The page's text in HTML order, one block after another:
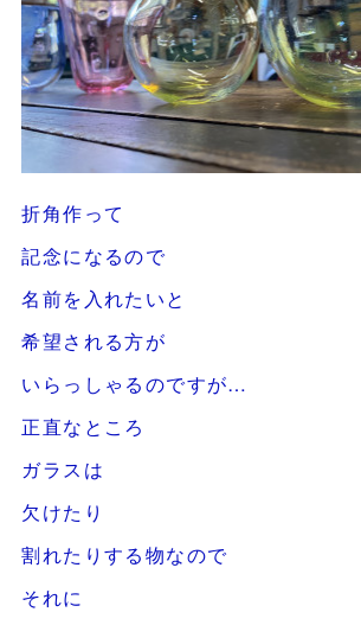
折角作って
記念になるので
名前を入れたいと
希望される方が
いらっしゃるのですが…
正直なところ
ガラスは
欠けたり
割れたりする物なので
それに